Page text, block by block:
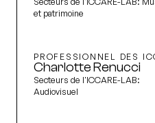
et patrimoine
PROFESSIONNEL DES
Charlotte Renucci
Secteurs de l'ICCARE-LAB:
Audiovisuel